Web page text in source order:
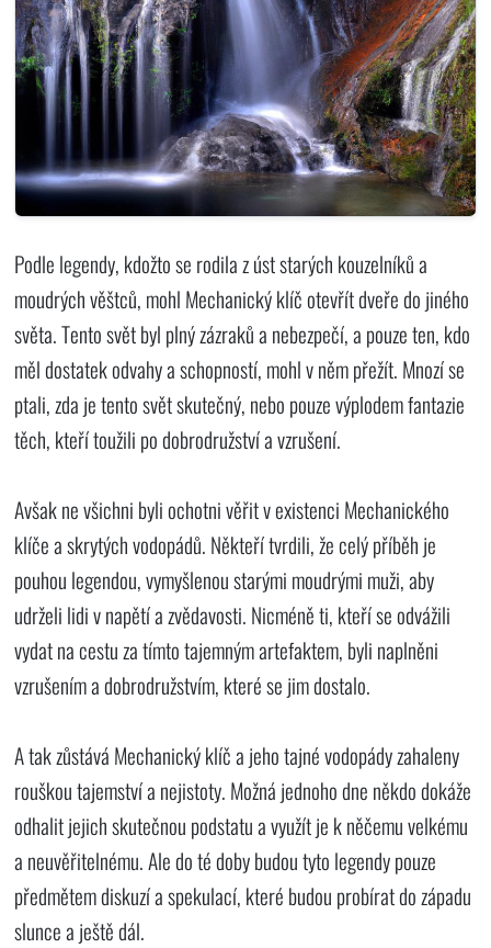
Podle legendy, kdožto se rodila z úst starých kouzelníků a
moudrých věštců, mohl Mechanický klíč otevřít dveře do jiného
světa. Tento svět byl plný zázraků a nebezpečí, a pouze ten, kdo
měl dostatek odvahy a schopností, mohl v něm přežít. Mnozí se
ptali, zda je tento svět skutečný, nebo pouze výplodem fantazie
těch, kteří toužili po dobrodružství a vzrušení.
Avšak ne všichni byli ochotni věřit v existenci Mechanického
klíče a skrytých vodopádů. Někteří tvrdili, že celý příběh je
pouhou legendou, vymyšlenou starými moudrými muži, aby
udrželi lidi v napětí a zvědavosti. Nicméně ti, kteří se odvážili
vydat na cestu za tímto tajemným artefaktem, byli naplněni
vzrušením a dobrodružstvím, které se jim dostalo.
A tak zůstává Mechanický klíč a jeho tajné vodopády zahaleny
rouškou tajemství a nejistoty. Možná jednoho dne někdo dokáže
odhalit jejich skutečnou podstatu a využít je k něčemu velkému
a neuvěřitelnému. Ale do té doby budou tyto legendy pouze
předmětem diskuzí a spekulací, které budou probírat do západu
slunce a ještě dál.